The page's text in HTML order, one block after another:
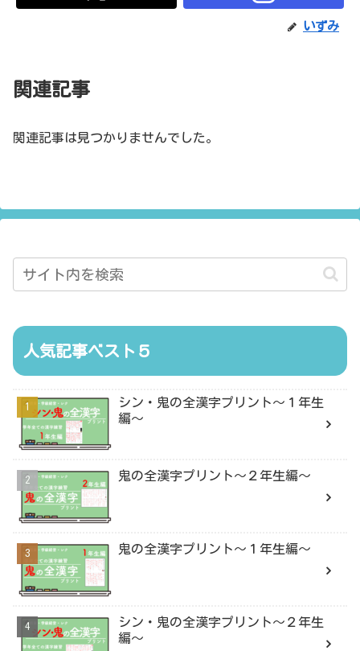
いずみ
関連記事
関連記事は見つかりませんでした。
人気記事ベスト５
シン・鬼の全漢字プリント〜１年生
編〜
鬼の全漢字プリント〜２年生編〜
鬼の全漢字プリント〜１年生編〜
シン・鬼の全漢字プリント〜２年生
編〜